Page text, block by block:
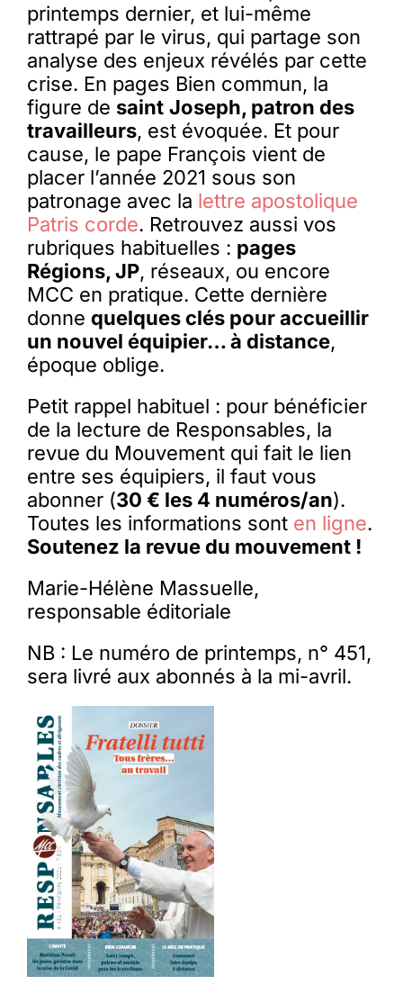
printemps dernier, et lui-même
rattrapé par le virus, qui partage son
analyse des enjeux révélés par cette
crise. En pages Bien commun, la
figure de saint Joseph, patron des
travailleurs, est évoquée. Et pour
cause, le pape François vient de
placer l’année 2021 sous son
patronage avec la lettre apostolique
Patris corde. Retrouvez aussi vos
rubriques habituelles : pages
Régions, JP, réseaux, ou encore
MCC en pratique. Cette dernière
donne quelques clés pour accueillir
un nouvel équipier… à distance,
époque oblige.
Petit rappel habituel : pour bénéficier
de la lecture de Responsables, la
revue du Mouvement qui fait le lien
entre ses équipiers, il faut vous
abonner (30 € les 4 numéros/an).
Toutes les informations sont en ligne.
Soutenez la revue du mouvement !
Marie-Hélène Massuelle,
responsable éditoriale
NB : Le numéro de printemps, n° 451,
sera livré aux abonnés à la mi-avril.